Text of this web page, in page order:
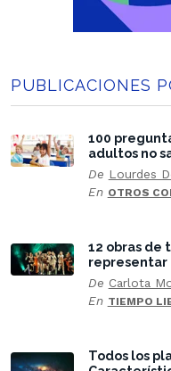
PUBLICACIONES
100
adultos no
De Lourdes
En OTROS
12 obras de
representar
De Carlota
En TIEMPO
Todos los